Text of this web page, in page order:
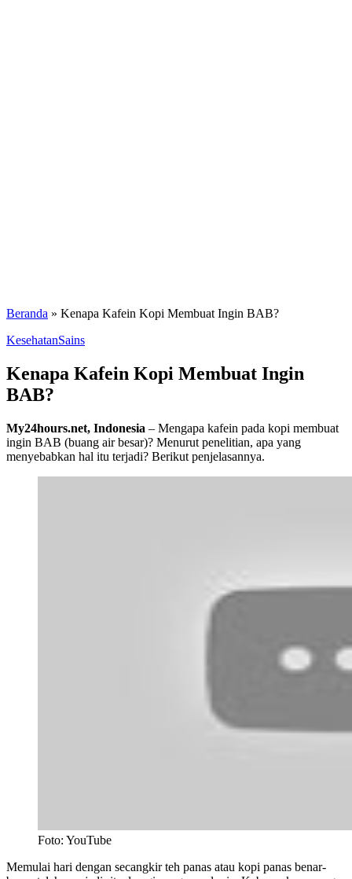
Beranda » Kenapa Kafein Kopi Membuat Ingin BAB?
KesehatanSains
Kenapa Kafein Kopi Membuat Ingin
BAB?
My24hours.net, Indonesia – Mengapa kafein pada kopi membuat
ingin BAB (buang air besar)? Menurut penelitian, apa yang
menyebabkan hal itu terjadi? Berikut penjelasannya.
Foto: YouTube
Memulai hari dengan secangkir teh panas atau kopi panas benar-